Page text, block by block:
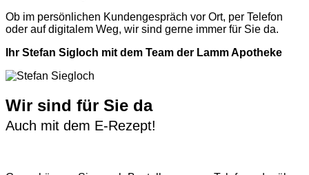
Ob im persönlichen Kundengespräch vor Ort, per Telefon
oder auf digitalem Weg, wir sind gerne immer für Sie da.
Ihr Stefan Sigloch mit dem Team der Lamm Apotheke
Wir sind für Sie da
Auch mit dem E-Rezept!